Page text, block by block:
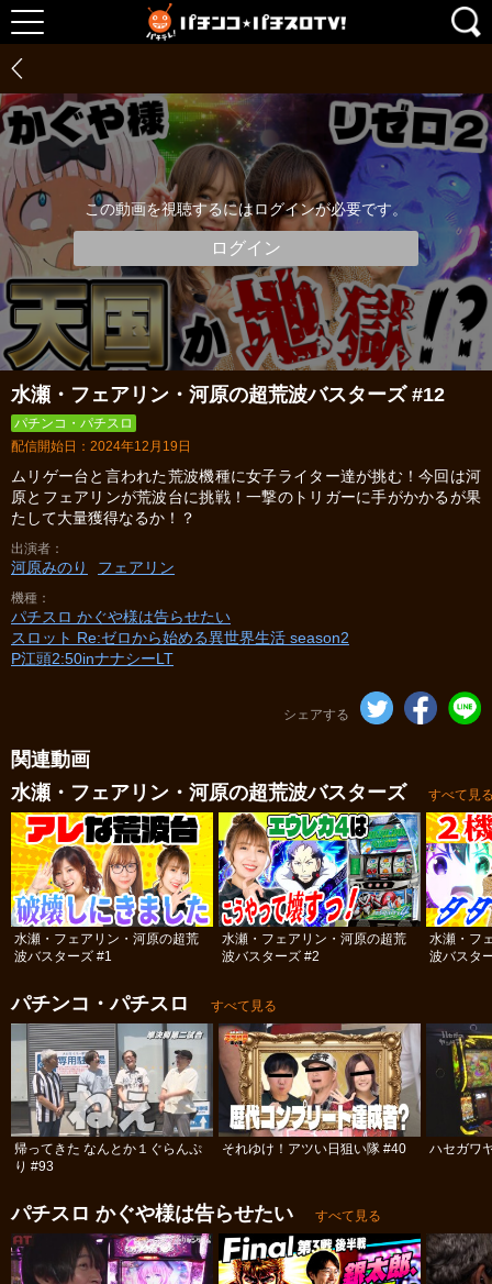
この動画を視聴するにはログインが必要です。
ログイン
水瀬・フェアリン・河原の超荒波バスターズ #12
パチンコ・パチスロ
配信開始日：2024年12月19日
ムリゲー台と言われた荒波機種に女子ライター達が挑む！今回は河
原とフェアリンが荒波台に挑戦！一撃のトリガーに手がかかるが果
たして大量獲得なるか！？
出演者
河原みのり フェアリン
機種
パチスロ かぐや様は告らせたい
スロット Re:ゼロから始める異世界生活 season2
P江頭2:50inナナシーLT
シェアする
関連動画
水瀬・フェアリン・河原の超荒波バスターズ
すべて見
水瀬・フェアリン・河原の超荒
波バスターズ #1
水瀬・フェアリン・河原の超荒
波バスターズ #2
水瀬・フ
波バスタ
パチンコ・パチスロ すべて見る
帰ってきた なんとか１ぐらんぷ
り #93
それゆけ！アツい日狙い隊 #40 ハセガワ
パチスロ かぐや様は告らせたい すべて見る